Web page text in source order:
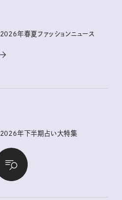
2026年春夏ファッションニュース
2026年下半期占い大特集